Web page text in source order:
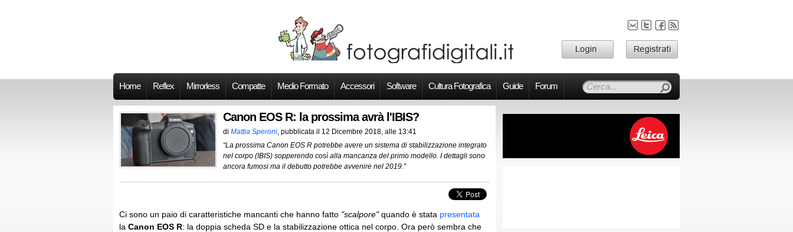
Home Reflex Mirrorless Compatte Medio Formato Accessori Software Cultura Fotografica Guide Forum
Canon EOS R: la prossima avrà l'IBIS?
di Mattia Speroni, pubblicata il 12 Dicembre 2018, alle 13:41
“La prossima Canon EOS R potrebbe avere un sistema di stabilizzazione integrato
nel corpo (IBIS) sopperendo così alla mancanza del primo modello. I dettagli sono
ancora fumosi ma il debutto potrebbe avvenire nel 2019.”
Ci sono un paio di caratteristiche mancanti che hanno fatto "scalpore"quando è stata presentata
la Canon EOS R: la doppia scheda SD e la stabilizzazione ottica nel corpo. Ora però sembra che